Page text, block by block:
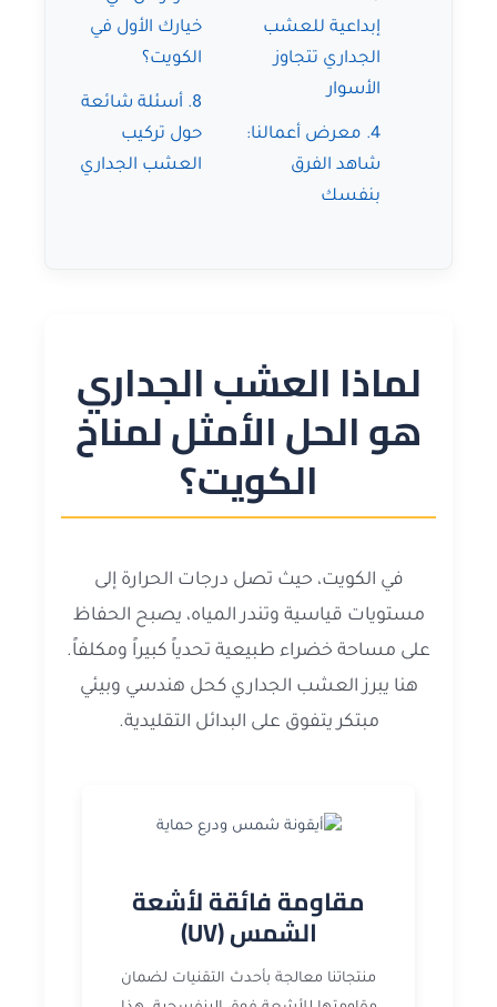
إبداعية للعشب
الجداري تتجاوز
الأسوار
4. معرض أعمالنا:
شاهد الفرق
بنفسك
خيارك الأول في
الكويت؟
8. أسئلة شائعة
حول تركيب
العشب الجداري
لماذا العشب الجداري
هو الحل الأمثل لمناخ
الكويت؟
في الكويت، حيث تصل درجات الحرارة إلى
مستويات قياسية وتندر المياه، يصبح الحفاظ
على مساحة خضراء طبيعية تحدياً كبيراً ومكلفاً.
هنا يبرز العشب الجداري كحل هندسي وبيئي
مبتكر يتفوق على البدائل التقليدية.
مقاومة فائقة لأشعة
الشمس (UV)
منتجاتنا معالجة بأحدث التقنيات لضمان